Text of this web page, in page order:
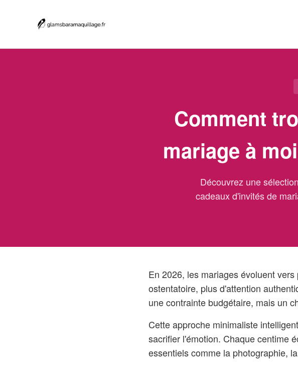
Comment
mariage à
Découvrez une
cadeaux d'invités de
En 2026, les mariages évoluent
ostentatoire, plus d'attention
une contrainte budgétaire, mais un
Cette approche minimaliste
sacrifier l'émotion. Chaque centime
essentiels comme la photographie,